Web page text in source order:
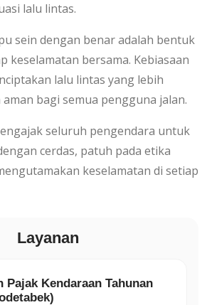
lalu lintas.
sein dengan benar adalah bentuk
keselamatan bersama. Kebiasaan
lalu lintas yang lebih
bagi semua pengguna jalan.
seluruh pengendara untuk
cerdas, patuh pada etika
keselamatan di setiap
Layanan
Pajak Kendaraan Tahunan